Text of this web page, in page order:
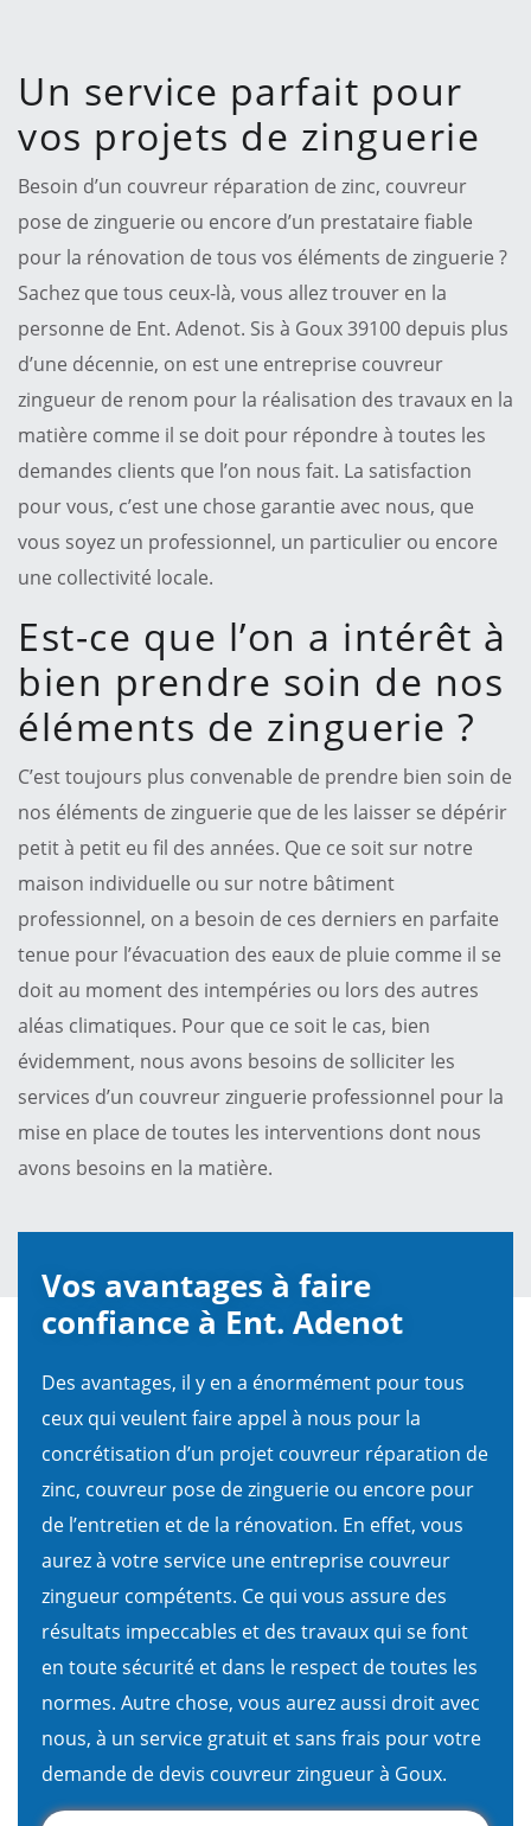
Un service parfait pour
vos projets de zinguerie
Besoin d’un couvreur réparation de zinc, couvreur
pose de zinguerie ou encore d’un prestataire fiable
pour la rénovation de tous vos éléments de zinguerie ?
Sachez que tous ceux-là, vous allez trouver en la
personne de Ent. Adenot. Sis à Goux 39100 depuis plus
d’une décennie, on est une entreprise couvreur
zingueur de renom pour la réalisation des travaux en la
matière comme il se doit pour répondre à toutes les
demandes clients que l’on nous fait. La satisfaction
pour vous, c’est une chose garantie avec nous, que
vous soyez un professionnel, un particulier ou encore
une collectivité locale.
Est-ce que l’on a intérêt à
bien prendre soin de nos
éléments de zinguerie ?
C’est toujours plus convenable de prendre bien soin de
nos éléments de zinguerie que de les laisser se dépérir
petit à petit eu fil des années. Que ce soit sur notre
maison individuelle ou sur notre bâtiment
professionnel, on a besoin de ces derniers en parfaite
tenue pour l’évacuation des eaux de pluie comme il se
doit au moment des intempéries ou lors des autres
aléas climatiques. Pour que ce soit le cas, bien
évidemment, nous avons besoins de solliciter les
services d’un couvreur zinguerie professionnel pour la
mise en place de toutes les interventions dont nous
avons besoins en la matière.
Vos avantages à faire
confiance à Ent. Adenot
Des avantages, il y en a énormément pour tous
ceux qui veulent faire appel à nous pour la
concrétisation d’un projet couvreur réparation de
zinc, couvreur pose de zinguerie ou encore pour
de l’entretien et de la rénovation. En effet, vous
aurez à votre service une entreprise couvreur
zingueur compétents. Ce qui vous assure des
résultats impeccables et des travaux qui se font
en toute sécurité et dans le respect de toutes les
normes. Autre chose, vous aurez aussi droit avec
nous, à un service gratuit et sans frais pour votre
demande de devis couvreur zingueur à Goux.